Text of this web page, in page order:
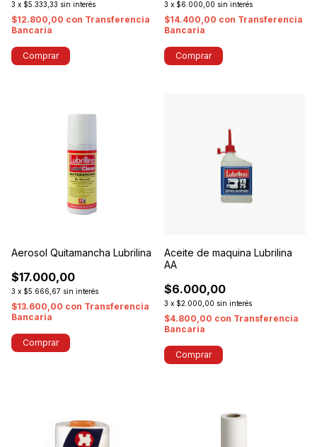
3 x $5.333,33 sin interés
$12.800,00 con Transferencia
Bancaria
3 x $6.000,00 sin interés
$14.400,00 con Transferencia
Bancaria
Aerosol Quitamancha Lubrilina
$17.000,00
3 x $5.666,67 sin interés
$13.600,00 con Transferencia
Bancaria
Aceite de maquina Lubrilina
AA
$6.000,00
3 x $2.000,00 sin interés
$4.800,00 con Transferencia
Bancaria
Comprar